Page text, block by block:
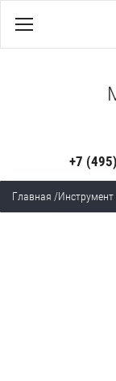
+7
Главная /Инструмент